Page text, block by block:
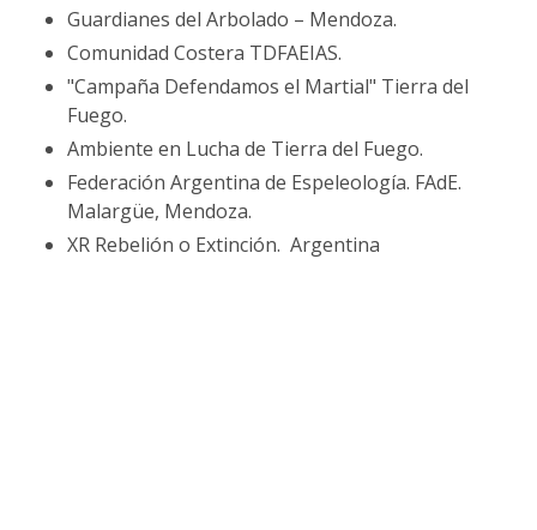
Guardianes del Arbolado – Mendoza.
Comunidad Costera TDFAEIAS.
"Campaña Defendamos el Martial" Tierra del
Fuego.
Ambiente en Lucha de Tierra del Fuego.
Federación Argentina de Espeleología. FAdE.
Malargüe, Mendoza.
XR Rebelión o Extinción. Argentina